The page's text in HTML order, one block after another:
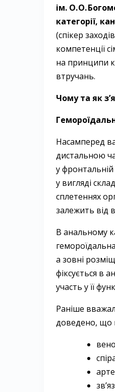
ім. О. О.
категорії,
(спікер
компетенції
на принципи
втручань.
Чому та як
Насамперед
дистальною
у
у вигляді
сплетеннях
залежить від
В анальному
а зовні
фіксується в
участь у її
Раніше
доведено, що